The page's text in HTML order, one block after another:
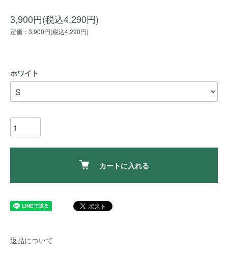
3,900円(税込4,290円)
定価：3,900円(税込4,290円)
ホワイト
カートに入れる
返品について